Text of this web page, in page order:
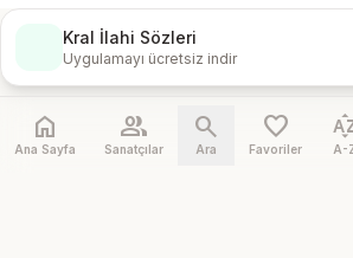
Kral İlahi Sözleri
Uygulamayı ücretsiz indir
home
Ana Sayfa
people
Sanatçılar
search
Ara
favorite
Favoriler A-